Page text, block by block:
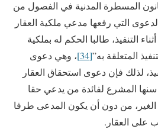
المسطرة المدنية في الفصول من
التي رفعها مدعي ملكية العقار
التنفيذ، طالبا الحكم له بملكية
المتعلقة به”[34]
، وهي دعوى
لذلك فإن دعوى استحقاق العقار
المشرع لفائدة من يدعي حقا
من دون أن يكون المدعى طرفا
على العقار.